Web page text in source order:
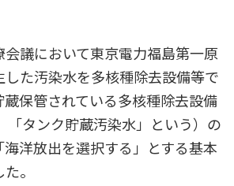
議において東京電力福島第一原
た汚染水を多核種除去設備等で
保管されている多核種除去設備
「タンク貯蔵汚染水」という）の
洋放出を選択する」とする基本
。